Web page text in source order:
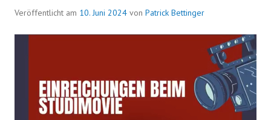
Veröffentlicht am 10. Juni 2024 von Patrick Bettinger